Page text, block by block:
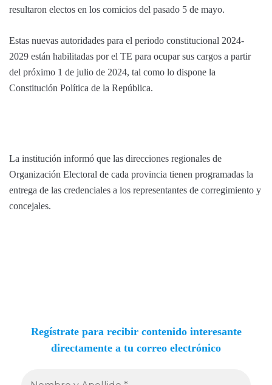
resultaron electos en los comicios del pasado 5 de mayo.
Estas nuevas autoridades para el periodo constitucional 2024-
2029 están habilitadas por el TE para ocupar sus cargos a partir
del próximo 1 de julio de 2024, tal como lo dispone la
Constitución Política de la República.
La institución informó que las direcciones regionales de
Organización Electoral de cada provincia tienen programadas la
entrega de las credenciales a los representantes de corregimiento y
concejales.
Regístrate para recibir contenido interesante
directamente a tu correo electrónico